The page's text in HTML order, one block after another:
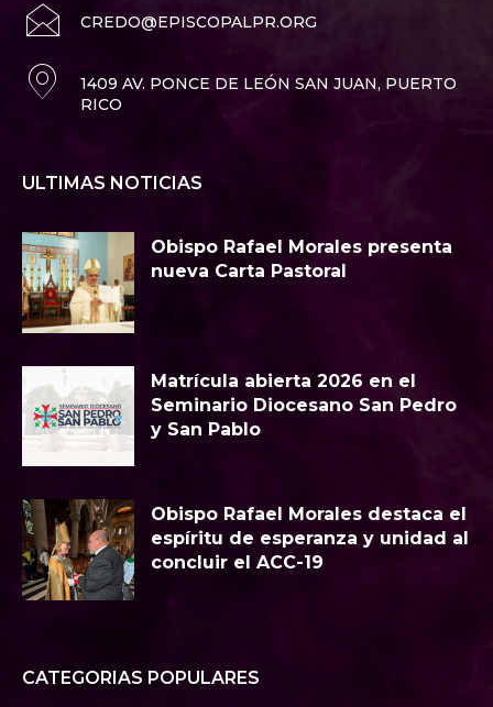
CREDO@EPISCOPALPR.ORG
1409 AV. PONCE DE LEÓN SAN JUAN, PUERTO
RICO
ULTIMAS NOTICIAS
Obispo Rafael Morales presenta
nueva Carta Pastoral
Matrícula abierta 2026 en el
Seminario Diocesano San Pedro
y San Pablo
Obispo Rafael Morales destaca el
espíritu de esperanza y unidad al
concluir el ACC-19
CATEGORIAS POPULARES